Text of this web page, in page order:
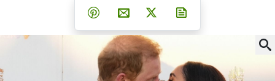
Teilen auf Facebook
Teilen auf Whatsapp
Teilen auf Telegram
Teilen auf Pinterest
Per E-Mail teilen
Post auf X